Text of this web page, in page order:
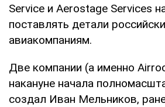
Service и Aerostage Services
поставлять детали
авиакомпаниям.
Две компании (а именно
накануне начала
создал Иван Мельников,